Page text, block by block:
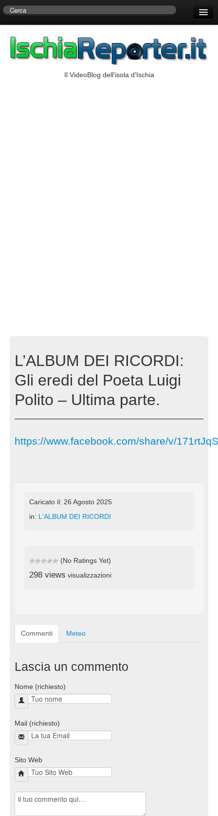
Centro di Ricerche Storiche D’Ambra
Il VideoBlog dell'isola d'Ischia
L’ALBUM DEI RICORDI:
Gli eredi del Poeta Luigi
Polito – Ultima parte.
https://www.facebook.com/share/v/
Caricato il: 26 Agosto 2025
in: L'ALBUM DEI RICORDI
(No Ratings Yet)
298 views visualizzazioni
Commenti Meteo
Lascia un commento
Nome (richiesto)
Mail (richiesto)
Sito Web